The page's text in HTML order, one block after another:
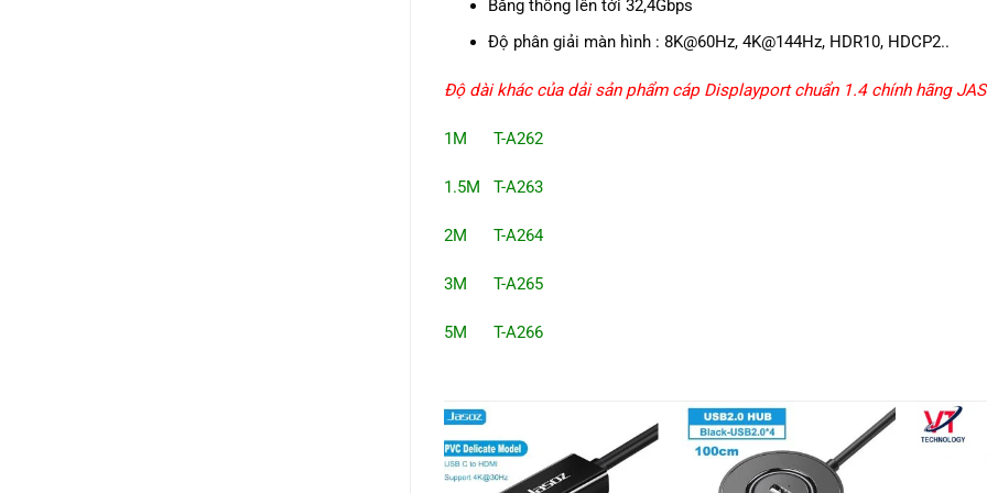
Băng thông lên tới 32,4Gbps
Độ phân giải màn hình : 8K@60Hz, 4K@144Hz, HDR10, HDCP2..
Độ dài khác của dải sản phẩm cáp Displayport chuẩn 1.4 chính hãng
1M T-A262
1.5M T-A263
2M T-A264
3M T-A265
5M T-A266